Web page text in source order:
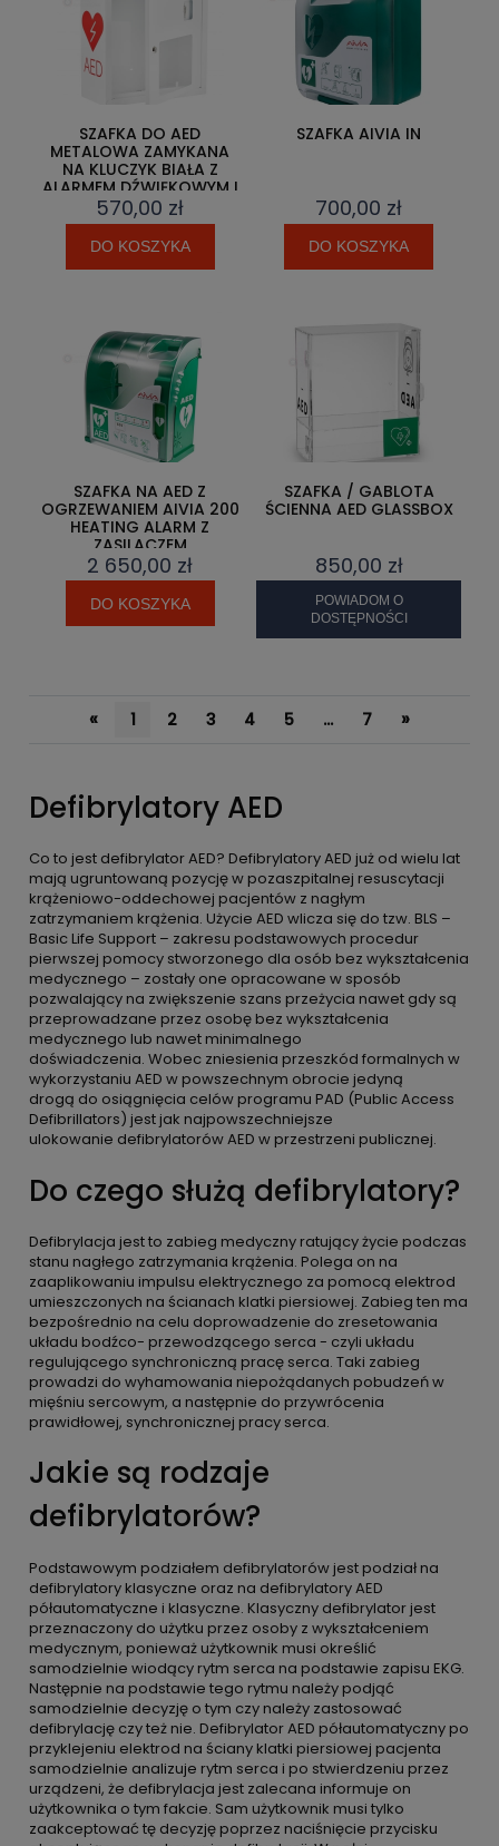
SZAFKA DO AED
METALOWA ZAMYKANA
NA KLUCZYK BIAŁA Z
ALARMEM DŹWIĘKOWYM I
ŚWIETLNYM
570,00 zł
DO KOSZYKA
SZAFKA AIVIA IN
700,00 zł
DO KOSZYKA
SZAFKA NA AED Z
OGRZEWANIEM AIVIA 200
HEATING ALARM Z
ZASILACZEM
2 650,00 zł
DO KOSZYKA
SZAFKA / GABLOTA
ŚCIENNA AED GLASSBOX
850,00 zł
POWIADOM O
DOSTĘPNOŚCI
« 1 2 3 4 5 ... 7 »
Defibrylatory AED
Co to jest defibrylator AED? Defibrylatory AED już od wielu lat
mają ugruntowaną pozycję w pozaszpitalnej resuscytacji
krążeniowo-oddechowej pacjentów z nagłym
zatrzymaniem krążenia. Użycie AED wlicza się do tzw. BLS –
Basic Life Support – zakresu podstawowych procedur
pierwszej pomocy stworzonego dla osób bez wykształcenia
medycznego – zostały one opracowane w sposób
pozwalający na zwiększenie szans przeżycia nawet gdy są
przeprowadzane przez osobę bez wykształcenia
medycznego lub nawet minimalnego
doświadczenia. Wobec zniesienia przeszkód formalnych w
wykorzystaniu AED w powszechnym obrocie jedyną
drogą do osiągnięcia celów programu PAD (Public Access
Defibrillators) jest jak najpowszechniejsze
ulokowanie defibrylatorów AED w przestrzeni publicznej.
Do czego służą defibrylatory?
Defibrylacja jest to zabieg medyczny ratujący życie podczas
stanu nagłego zatrzymania krążenia. Polega on na
zaaplikowaniu impulsu elektrycznego za pomocą elektrod
umieszczonych na ścianach klatki piersiowej. Zabieg ten ma
bezpośrednio na celu doprowadzenie do zresetowania
układu bodźco- przewodzącego serca - czyli układu
regulującego synchroniczną pracę serca. Taki zabieg
prowadzi do wyhamowania niepożądanych pobudzeń w
mięśniu sercowym, a następnie do przywrócenia
prawidłowej, synchronicznej pracy serca.
Jakie są rodzaje
defibrylatorów?
Podstawowym podziałem defibrylatorów jest podział na
defibrylatory klasyczne oraz na defibrylatory AED
półautomatyczne i klasyczne. Klasyczny defibrylator jest
przeznaczony do użytku przez osoby z wykształceniem
medycznym, ponieważ użytkownik musi określić
samodzielnie wiodący rytm serca na podstawie zapisu EKG.
Następnie na podstawie tego rytmu należy podjąć
samodzielnie decyzję o tym czy należy zastosować
defibrylację czy też nie. Defibrylator AED półautomatyczny po
przyklejeniu elektrod na ściany klatki piersiowej pacjenta
samodzielnie analizuje rytm serca i po stwierdzeniu przez
urządzeni, że defibrylacja jest zalecana informuje on
użytkownika o tym fakcie. Sam użytkownik musi tylko
zaakceptować tę decyzję poprzez naciśnięcie przycisku